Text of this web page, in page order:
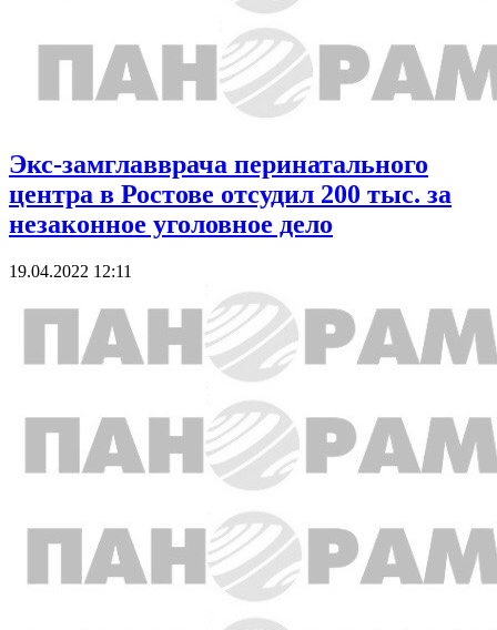
Экс-замглавврача перинатального
центра в Ростове отсудил 200 тыс. за
незаконное уголовное дело
19.04.2022 12:11